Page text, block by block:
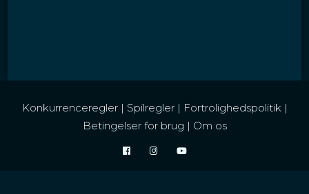
Konkurrenceregler| Spilregler| Fortrolighedspolitik |
Betingelser for brug | Om os